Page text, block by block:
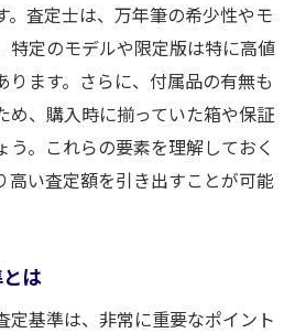
。査定士は、万年筆の希少性やモ
特定のモデルや限定版は特に高値
ります。さらに、付属品の有無も
め、購入時に揃っていた箱や保証
う。これらの要素を理解しておく
高い査定額を引き出すことが可能
は
定基準は、非常に重要なポイント